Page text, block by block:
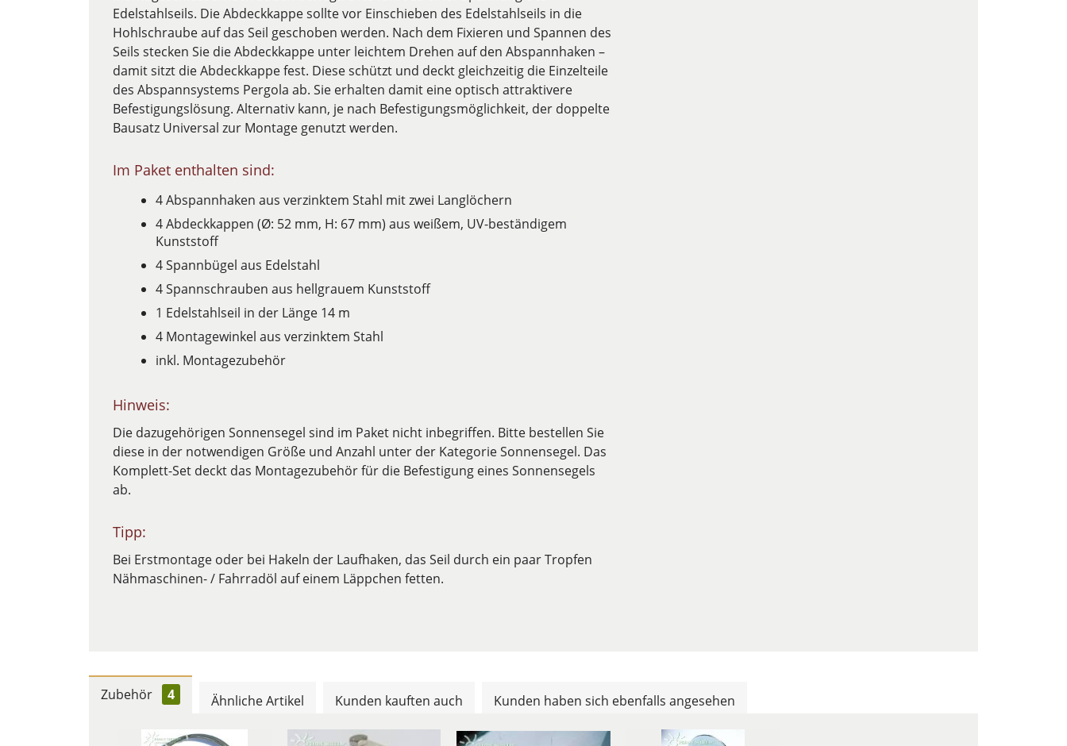
Edelstahlseils. Die Abdeckkappe sollte vor Einschieben des Edelstahlseils in die
Hohlschraube auf das Seil geschoben werden. Nach dem Fixieren und Spannen des
Seils stecken Sie die Abdeckkappe unter leichtem Drehen auf den Abspannhaken –
damit sitzt die Abdeckkappe fest. Diese schützt und deckt gleichzeitig die Einzelteile
des Abspannsystems Pergola ab. Sie erhalten damit eine optisch attraktivere
Befestigungslösung. Alternativ kann, je nach Befestigungsmöglichkeit, der doppelte
Bausatz Universal zur Montage genutzt werden.
Im Paket enthalten sind:
4 Abspannhaken aus verzinktem Stahl mit zwei Langlöchern
4 Abdeckkappen (Ø: 52 mm, H: 67 mm) aus weißem, UV-beständigem
Kunststoff
4 Spannbügel aus Edelstahl
4 Spannschrauben aus hellgrauem Kunststoff
1 Edelstahlseil in der Länge 14 m
4 Montagewinkel aus verzinktem Stahl
inkl. Montagezubehör
Hinweis:
Die dazugehörigen Sonnensegel sind im Paket nicht inbegriffen. Bitte bestellen Sie
diese in der notwendigen Größe und Anzahl unter der Kategorie Sonnensegel. Das
Komplett-Set deckt das Montagezubehör für die Befestigung eines Sonnensegels
ab.
Tipp:
Bei Erstmontage oder bei Hakeln der Laufhaken, das Seil durch ein paar Tropfen
Nähmaschinen- / Fahrradöl auf einem Läppchen fetten.
Zubehör 4 Ähnliche Artikel Kunden kauften auch Kunden haben sich ebenfalls angesehen